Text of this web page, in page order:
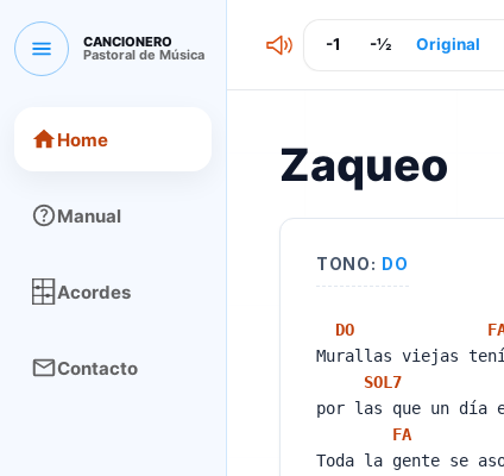
CANCIONERO
Pastoral de Música
CANCIONERO Pastoral de Música
Home
Manual
Acordes
Contacto
-1 -½ Original
Zaqueo
TONO: DO
DO
Murallas viejas
SOL 7
por las que un día
FA
Toda la gente se